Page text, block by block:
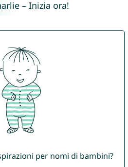
– Inizia ora!
per nomi di bambini?